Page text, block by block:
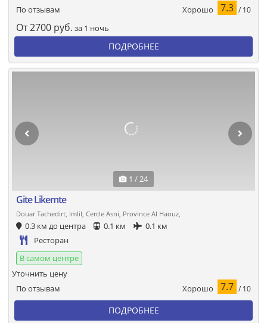
По отзывам
Хорошо 7.3 / 10
От2700 руб. за 1 ночь
ПОДРОБНЕЕ
1 / 24
Gite Likemte
Douar Tachedirt, Imlil, Cercle Asni, Province Al Haouz,
0.3 км до центра 0.1 км
0.1 км
Ресторан
В самом центре
По отзывам Хорошо 7.7 / 10
Уточнить цену
ПОДРОБНЕЕ